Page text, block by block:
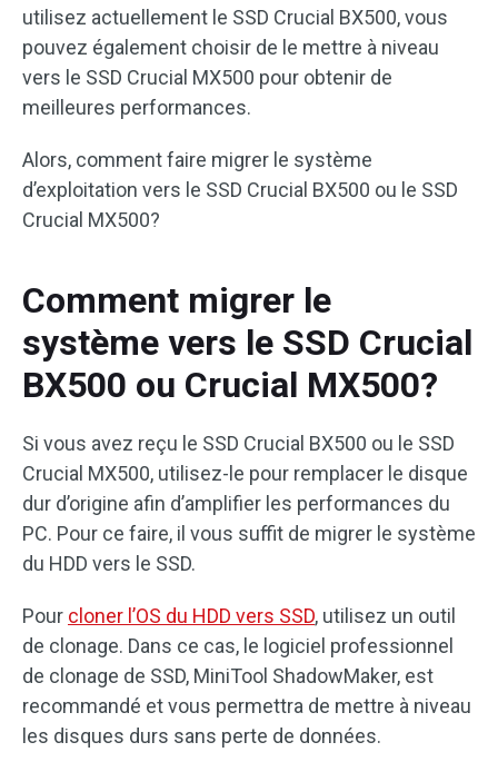
utilisez actuellement le SSD Crucial BX500, vous
pouvez également choisir de le mettre à niveau
vers le SSD Crucial MX500 pour obtenir de
meilleures performances.
Alors, comment faire migrer le système
d’exploitation vers le SSD Crucial BX500 ou le SSD
Crucial MX500?
Comment migrer le
système vers le SSD Crucial
BX500 ou Crucial MX500?
Si vous avez reçu le SSD Crucial BX500 ou le SSD
Crucial MX500, utilisez-le pour remplacer le disque
dur d’origine afin d’amplifier les performances du
PC. Pour ce faire, il vous suffit de migrer le système
du HDD vers le SSD.
Pour cloner l’OS du HDD vers SSD, utilisez un outil
de clonage. Dans ce cas, le logiciel professionnel
de clonage de SSD, MiniTool ShadowMaker, est
recommandé et vous permettra de mettre à niveau
les disques durs sans perte de données.